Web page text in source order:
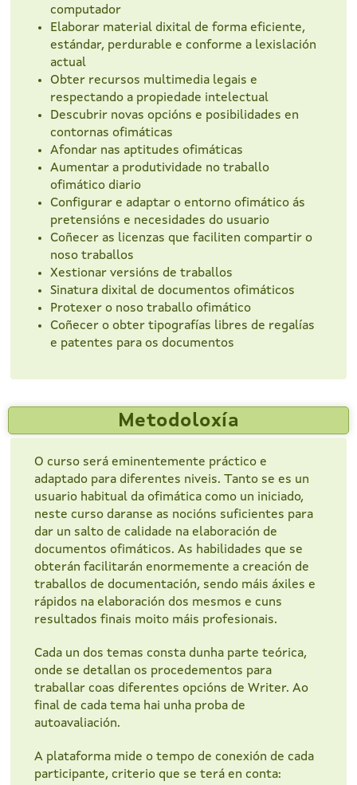
computador
Elaborar material dixital de forma eficiente,
estándar, perdurable e conforme a lexislación
actual
Obter recursos multimedia legais e
respectando a propiedade intelectual
Descubrir novas opcións e posibilidades en
contornas ofimáticas
Afondar nas aptitudes ofimáticas
Aumentar a produtividade no traballo
ofimático diario
Configurar e adaptar o entorno ofimático ás
pretensións e necesidades do usuario
Coñecer as licenzas que faciliten compartir o
noso traballos
Xestionar versións de traballos
Sinatura dixital de documentos ofimáticos
Protexer o noso traballo ofimático
Coñecer o obter tipografías libres de regalías
e patentes para os documentos
Metodoloxía
O curso será eminentemente práctico e
adaptado para diferentes niveis. Tanto se es un
usuario habitual da ofimática como un iniciado,
neste curso daranse as nocións suficientes para
dar un salto de calidade na elaboración de
documentos ofimáticos. As habilidades que se
obterán facilitarán enormemente a creación de
traballos de documentación, sendo máis áxiles e
rápidos na elaboración dos mesmos e cuns
resultados finais moito máis profesionais.
Cada un dos temas consta dunha parte teórica,
onde se detallan os procedementos para
traballar coas diferentes opcións de Writer. Ao
final de cada tema hai unha proba de
autoavaliación.
A plataforma mide o tempo de conexión de cada
participante, criterio que se terá en conta: